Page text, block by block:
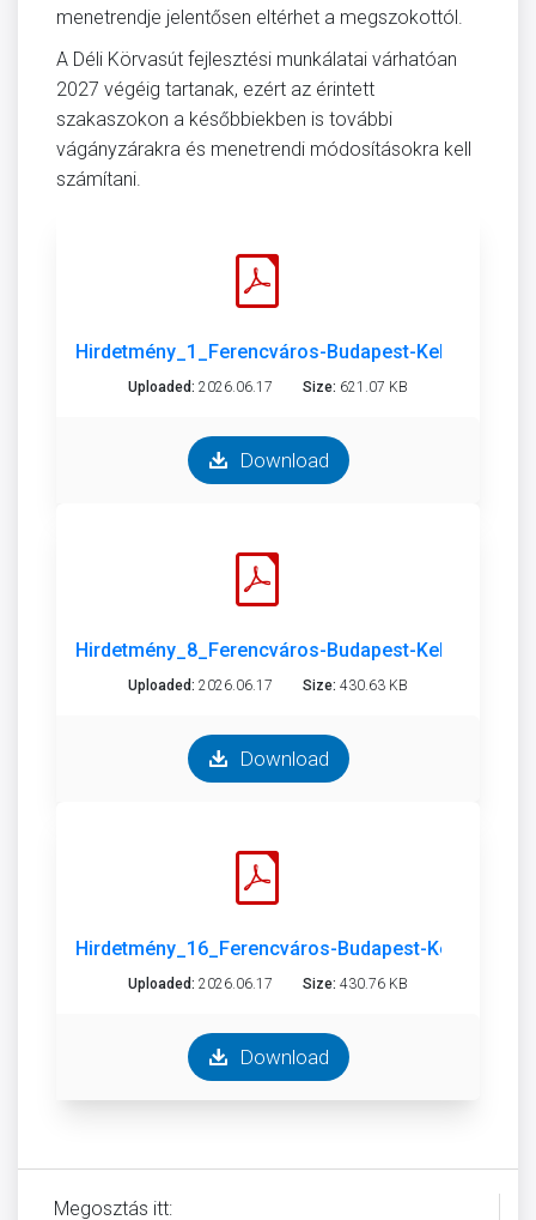
menetrendje jelentősen eltérhet a megszokottól.
A Déli Körvasút fejlesztési munkálatai várhatóan
2027 végéig tartanak, ezért az érintett
szakaszokon a későbbiekben is további
vágányzárakra és menetrendi módosításokra kell
számítani.
Hirdetmény_1_Ferencváros-Budapest-
Uploaded: 2026.06.17 Size: 621.07 KB
Download
Hirdetmény_8_Ferencváros-Budapest-
Uploaded: 2026.06.17 Size: 430.63 KB
Download
Hirdetmény_16_Ferencváros-Budapest-
Uploaded: 2026.06.17 Size: 430.76 KB
Download
Megosztás itt: